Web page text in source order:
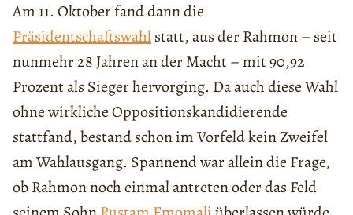
Am 11. Oktober fand dann die
Präsidentschaftswahlstatt, aus der Rahmon – seit
nunmehr 28 Jahren an der Macht – mit 90,92
Prozent als Sieger hervorging. Da auch diese Wahl
ohne wirkliche Oppositionskandidierende
stattfand, bestand schon im Vorfeld kein Zweifel
am Wahlausgang. Spannend war allein die Frage,
ob Rahmon noch einmal antreten oder das Feld